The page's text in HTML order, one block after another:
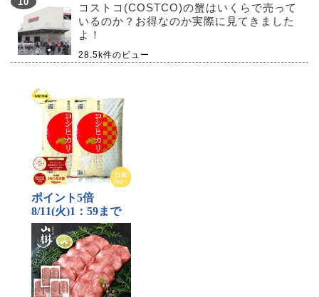
コストコ(COSTCO)の蟹はいくらで売って
いるのか？お得なのか実際に見てきました
よ！
28.5k件のビュー